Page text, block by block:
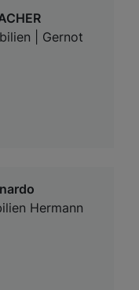
| Gernot
Hermann